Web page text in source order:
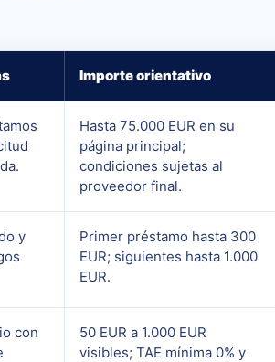
Importe orientativo
Hasta 75.000 EUR en su
página principal;
condiciones sujetas al
proveedor final.
y
Primer préstamo hasta 300
EUR; siguientes hasta 1.000
EUR.
con
50 EUR a 1.000 EUR
visibles; TAE mínima 0% y